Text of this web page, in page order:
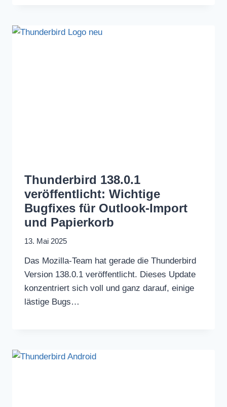
Thunderbird 138.0.1
veröffentlicht: Wichtige
Bugfixes für Outlook-Import
und Papierkorb
13. Mai 2025
Das Mozilla-Team hat gerade die Thunderbird
Version 138.0.1 veröffentlicht. Dieses Update
konzentriert sich voll und ganz darauf, einige
lästige Bugs…